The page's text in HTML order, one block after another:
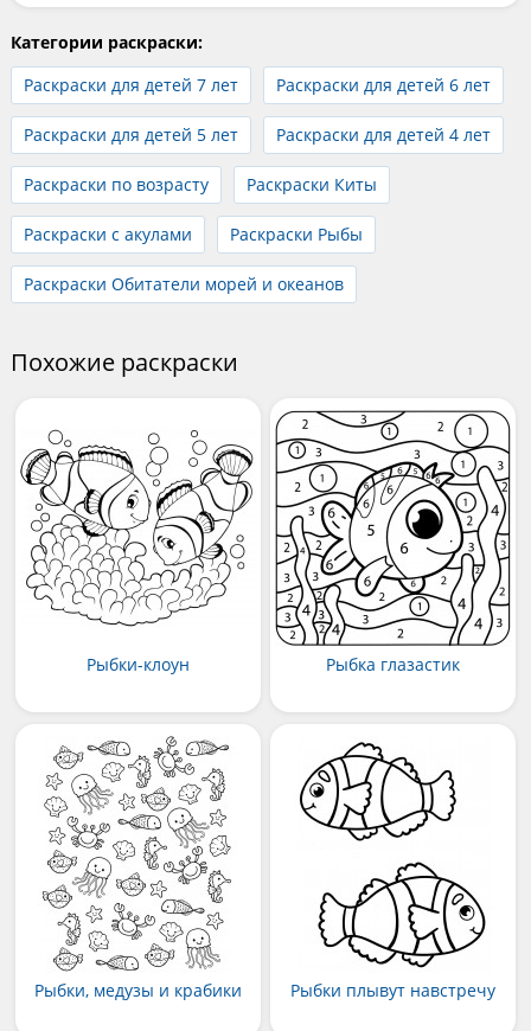
Категории раскраски:
Раскраски для детей 7 лет
Раскраски для детей 6 лет
Раскраски для детей 5 лет Раскраски для детей 4 лет
Раскраски по возрасту Раскраски Киты
Раскраски с акулами Раскраски Рыбы
Раскраски Обитатели морей и океанов
Похожие раскраски
Рыбки-клоун Рыбка глазастик
Рыбки, медузы и крабики Рыбки плывут навстречу